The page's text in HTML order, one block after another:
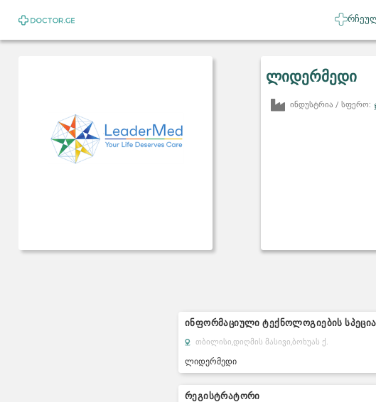
ლიდერმედი
ინდუსტრია / სფერო:
ინფორმაციული ტექნოლოგიების
თბილისი,დიღმის მასივი,ბოხუას ქ.
ლიდერმედი
რეგისტრატორი